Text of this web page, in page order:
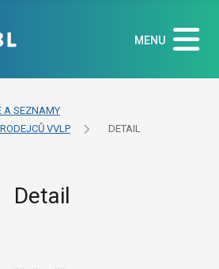
MENU
A SEZNAMY
VVLP
DETAIL
Detail